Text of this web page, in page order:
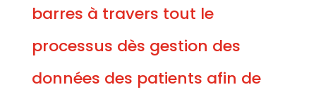
barres à travers tout le
processus dès gestion des
données des patients afin de